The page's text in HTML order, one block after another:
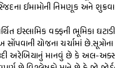
ઈમામોની નિમણૂક અને
ઇસ્લામિક વક્ફની ભૂમિકા
યોજના ચર્ચામાં
અરેબિયાનું માનવું છે કે અલ-